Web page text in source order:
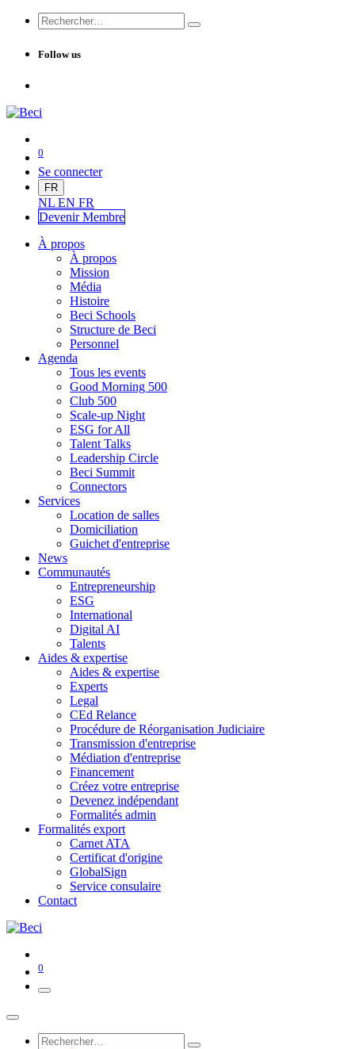
Follow us
0
Se connecter
FR
NL EN FR
Devenir Membre
À propos
À propos
Mission
Média
Histoire
Beci Schools
Structure de Beci
Personnel
Agenda
Tous les events
Good Morning 500
Club 500
Scale-up Night
ESG for All
Talent Talks
Leadership Circle
Beci Summit
Connectors
Services
Location de salles
Domiciliation
Guichet d'entreprise
News
Communautés
Entrepreneurship
ESG
International
Digital AI
Talents
Aides & expertise
Aides & expertise
Experts
Legal
CEd Relance
Procédure de Réorganisation Judiciaire
Transmission d'entreprise
Médiation d'entreprise
Financement
Créez votre entreprise
Devenez indépendant
Formalités admin
Formalités export
Carnet ATA
Certificat d'origine
GlobalSign
Service consulaire
Contact
0